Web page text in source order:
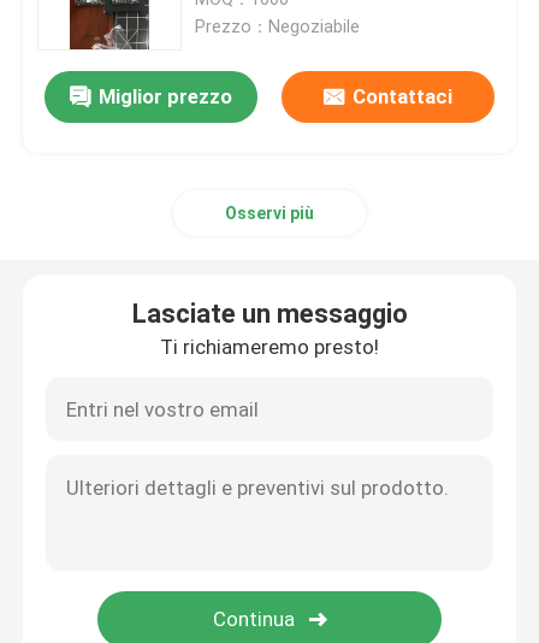
schermo a colori del tft
Esposizione LCD di alta luminosità
Prezzo：Negoziabile
Miglior prezzo Contattaci
Osservi più
Lasciate un messaggio
Ti richiameremo presto!